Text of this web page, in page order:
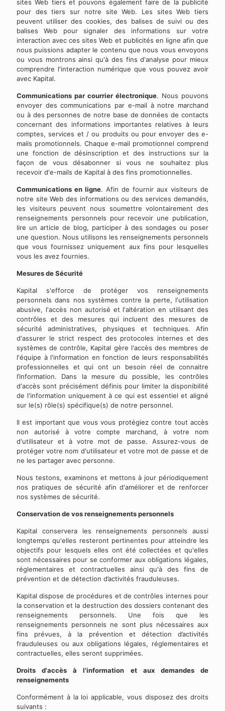
sites Web tiers et pouvons également faire de la publicité
pour des tiers sur notre site Web. Les sites Web tiers
peuvent utiliser des cookies, des balises de suivi ou des
balises Web pour signaler des informations sur votre
interaction avec ces sites Web et publicités en ligne afin que
nous puissions adapter le contenu que nous vous envoyons
ou vous montrons ainsi qu'à des fins d'analyse pour mieux
comprendre l'interaction numérique que vous pouvez avoir
avec Kapital.
Communications par courrier électronique. Nous pouvons
envoyer des communications par e-mail à notre marchand
ou à des personnes de notre base de données de contacts
concernant des informations importantes relatives à leurs
comptes, services et / ou produits ou pour envoyer des e-
mails promotionnels. Chaque e-mail promotionnel comprend
une fonction de désinscription et des instructions sur la
façon de vous désabonner si vous ne souhaitez plus
recevoir d'e-mails de Kapital à des fins promotionnelles.
Communications en ligne. Afin de fournir aux visiteurs de
notre site Web des informations ou des services demandés,
les visiteurs peuvent nous soumettre volontairement des
renseignements personnels pour recevoir une publication,
lire un article de blog, participer à des sondages ou poser
une question. Nous utilisons les renseignements personnels
que vous fournissez uniquement aux fins pour lesquelles
vous les avez fournies.
Mesures de Sécurité
Kapital s'efforce de protéger vos renseignements
personnels dans nos systèmes contre la perte, l'utilisation
abusive, l'accès non autorisé et l'altération en utilisant des
contrôles et des mesures qui incluent des mesures de
sécurité administratives, physiques et techniques. Afin
d'assurer le strict respect des protocoles internes et des
systèmes de contrôle, Kapital gère l'accès des membres de
l'équipe à l'information en fonction de leurs responsabilités
professionnelles et qui ont un besoin réel de connaitre
l’information. Dans la mesure du possible, les contrôles
d'accès sont précisément définis pour limiter la disponibilité
de l'information uniquement à ce qui est essentiel et aligné
sur le(s) rôle(s) spécifique(s) de notre personnel.
Il est important que vous vous protégiez contre tout accès
non autorisé à votre compte marchand, à votre nom
d'utilisateur et à votre mot de passe. Assurez-vous de
protéger votre nom d'utilisateur et votre mot de passe et de
ne les partager avec personne.
Nous testons, examinons et mettons à jour périodiquement
nos pratiques de sécurité afin d'améliorer et de renforcer
nos systèmes de sécurité.
Conservation de vos renseignements personnels
Kapital conservera les renseignements personnels aussi
longtemps qu'elles resteront pertinentes pour atteindre les
objectifs pour lesquels elles ont été collectées et qu'elles
sont nécessaires pour se conformer aux obligations légales,
réglementaires et contractuelles ainsi qu'à des fins de
prévention et de détection d’activités frauduleuses.
Kapital dispose de procédures et de contrôles internes pour
la conservation et la destruction des dossiers contenant des
renseignements personnels. Une fois que les
renseignements personnels ne sont plus nécessaires aux
fins prévues, à la prévention et détection d’activités
frauduleuses ou aux obligations légales, réglementaires et
contractuelles, elles seront supprimées.
Droits d'accès à l'information et aux demandes de
renseignements
Conformément à la loi applicable, vous disposez des droits
suivants :